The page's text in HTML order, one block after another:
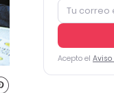
Acepto el